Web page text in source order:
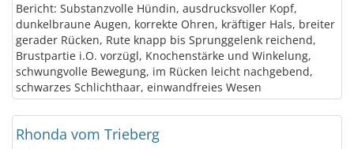
Bericht: Substanzvolle Hündin, ausdrucksvoller Kopf,
dunkelbraune Augen, korrekte Ohren, kräftiger Hals, breiter
gerader Rücken, Rute knapp bis Sprunggelenk reichend,
Brustpartie i.O. vorzügl, Knochenstärke und Winkelung,
schwungvolle Bewegung, im Rücken leicht nachgebend,
schwarzes Schlichthaar, einwandfreies Wesen
Rhonda vom Trieberg